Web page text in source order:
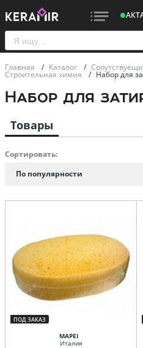
Главная / Каталог /
Строительная химия / Набор для
Набор для
Товары
Сортировать:
По популярности
ПОД ЗАКАЗ
MAPEI
Италия